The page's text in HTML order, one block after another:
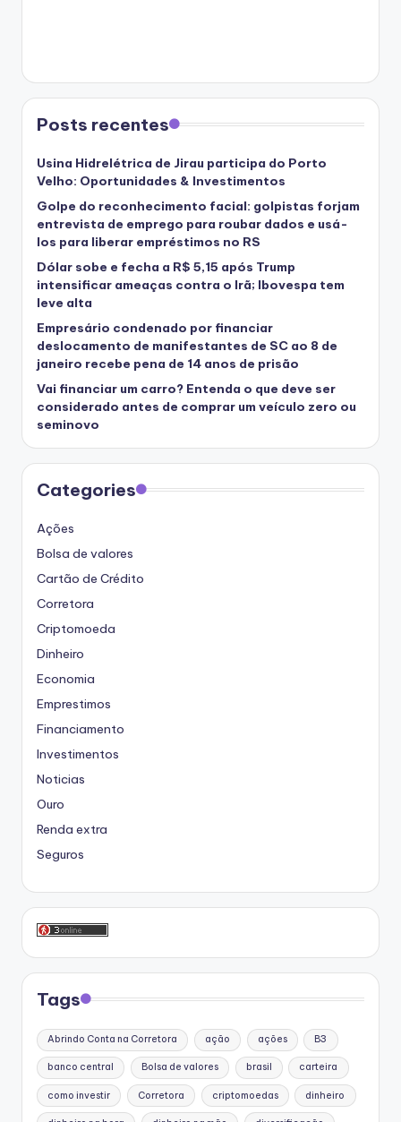
Posts recentes
Usina Hidrelétrica de Jirau participa do Porto
Velho: Oportunidades & Investimentos
Golpe do reconhecimento facial: golpistas forjam
entrevista de emprego para roubar dados e usá-
los para liberar empréstimos no RS
Dólar sobe e fecha a R$ 5,15 após Trump
intensificar ameaças contra o Irã; Ibovespa tem
leve alta
Empresário condenado por financiar
deslocamento de manifestantes de SC ao 8 de
janeiro recebe pena de 14 anos de prisão
Vai financiar um carro? Entenda o que deve ser
considerado antes de comprar um veículo zero ou
seminovo
Categories
Ações
Bolsa de valores
Cartão de Crédito
Corretora
Criptomoeda
Dinheiro
Economia
Emprestimos
Financiamento
Investimentos
Noticias
Ouro
Renda extra
Seguros
Tags
Abrindo Conta na Corretora ação ações B3
banco central Bolsa de valores brasil carteira
como investir Corretora criptomoedas dinheiro